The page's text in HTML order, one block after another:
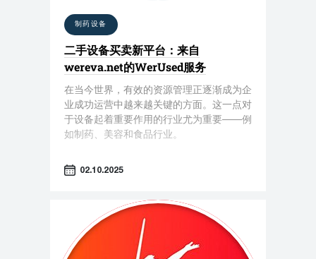
制药设备
二手设备买卖新平台：来自
wereva.net的WerUsed服务
在当今世界，有效的资源管理正逐渐成为企
业成功运营中越来越关键的方面。这一点对
于设备起着重要作用的行业尤为重要——例
如制药、美容和食品行业。
02.10.2025